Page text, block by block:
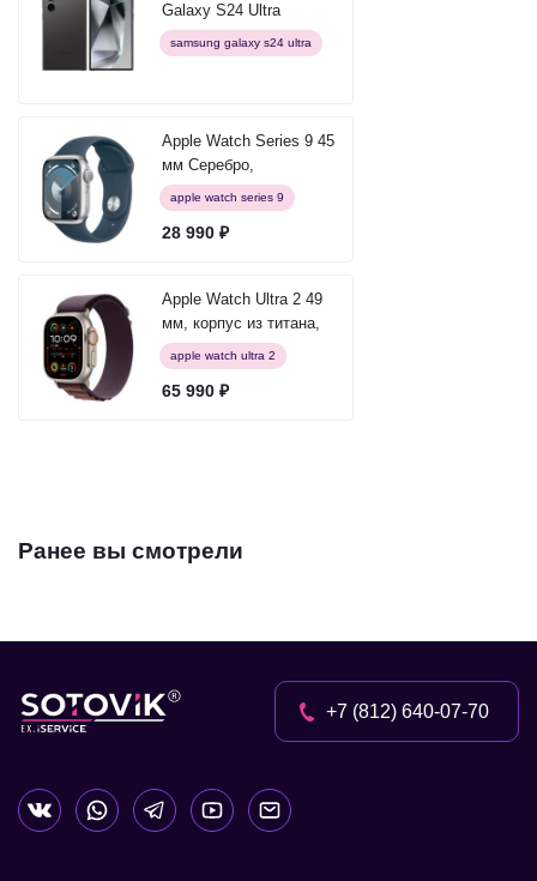
Galaxy S24 Ultra
12/512GB Titanium
Black (черный титан)
samsung galaxy s24 ultra
Apple Watch Series 9 45
мм Серебро,
спортивный ремешок
apple watch series 9
28 990 ₽
Apple Watch Ultra 2 49
мм, корпус из титана,
ремешок Alpine (L)
Индиго
apple watch ultra 2
65 990 ₽
Ранее вы смотрели
+7 (812) 640-07-70